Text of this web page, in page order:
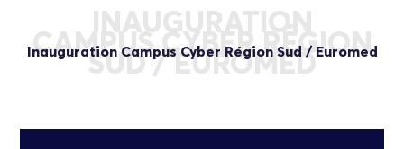
INAUGURATION
CAMPUS CYBER RÉGION
SUD / EUROMED
Inauguration Campus Cyber Région Sud / Euromed